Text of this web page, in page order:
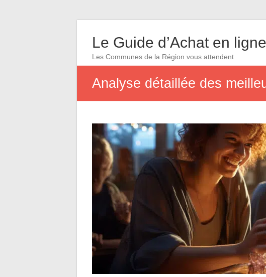
Le Guide d’Achat en ligne
Les Communes de la Région vous attendent
Analyse détaillée des